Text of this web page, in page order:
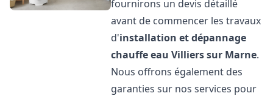
fournirons un devis détaillé
avant de commencer les travaux
d'installation et dépannage
chauffe eau Villiers sur Marne.
Nous offrons également des
garanties sur nos services pour